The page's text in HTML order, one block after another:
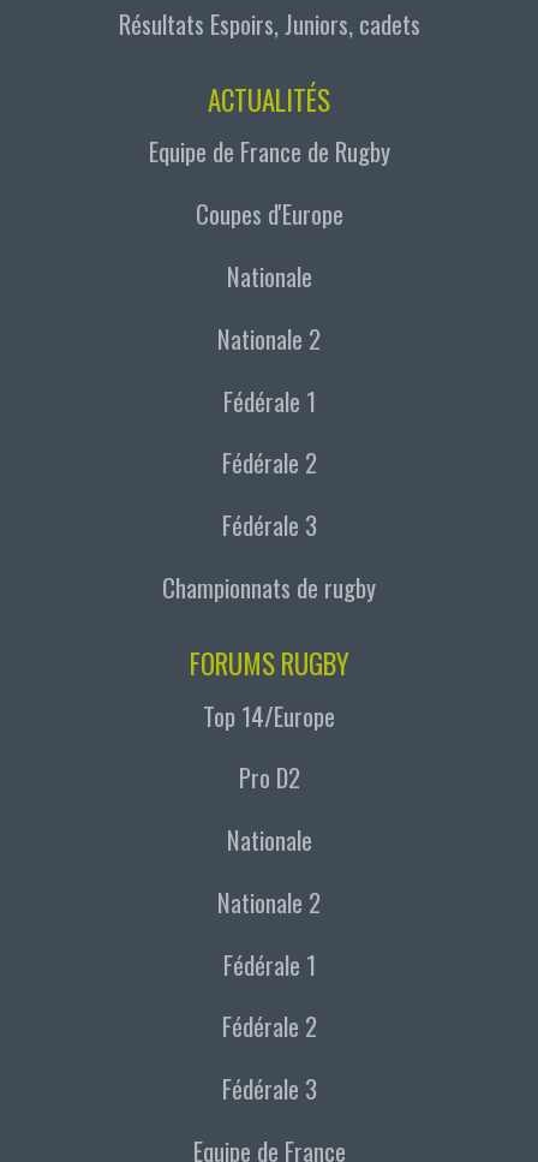
Résultats Espoirs, Juniors, cadets
ACTUALITÉS
Equipe de France de Rugby
Coupes d'Europe
Nationale
Nationale 2
Fédérale 1
Fédérale 2
Fédérale 3
Championnats de rugby
FORUMS RUGBY
Top 14/Europe
Pro D2
Nationale
Nationale 2
Fédérale 1
Fédérale 2
Fédérale 3
Equipe de France